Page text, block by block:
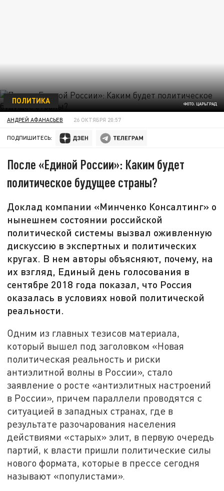
ФОТО: ЦАРЬГРАД
ПОЛИТИКА
АНДРЕЙ АФАНАСЬЕВ 26 ОКТЯБРЯ 20:57
ПОДПИШИТЕСЬ:
После «Единой России»: Каким будет
политическое будущее страны?
Доклад компании «Минченко Консалтинг» о
нынешнем состоянии российской
политической системы вызвал оживленную
дискуссию в экспертных и политических
кругах. В нем авторы объясняют, почему, на
их взгляд, Единый день голосования в
сентябре 2018 года показал, что Россия
оказалась в условиях новой политической
реальности.
Одним из главных тезисов материала,
который вышел под заголовком «Новая
политическая реальность и риски
антиэлитной волны в России», стало
заявление о росте «антиэлитных настроений
в России», причем параллели проводятся с
ситуацией в западных странах, где в
результате разочарования населения
действиями «старых» элит, в первую очередь
партий, к власти пришли политические силы
нового формата, которые в прессе сегодня
называют «популистами».